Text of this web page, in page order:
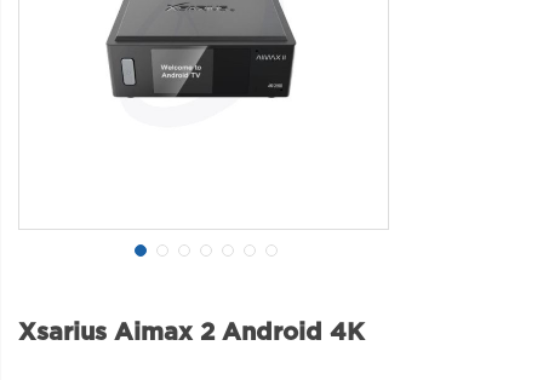
Xsarius Aimax 2 Android 4K